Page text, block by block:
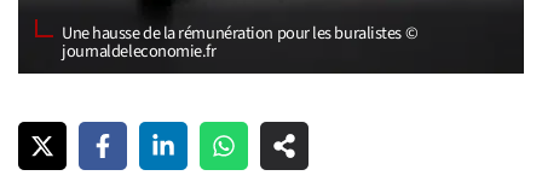
Une hausse de la rémunération pour les buralistes ©
journaldeleconomie.fr